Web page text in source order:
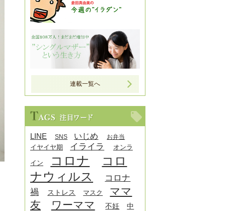
連載一覧へ
LINE SNS いじめ お弁当
イヤイヤ期 イライラ オンラ
イン コロナ
コロ
ナウィルス
コロナ
禍
ストレス マスク
ママ
友
ワーママ 不妊
中